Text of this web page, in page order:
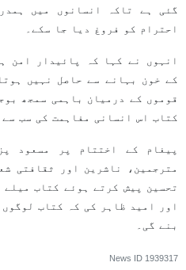
گئی ہے تاکہ انسانوں میں
احترام کو فروغ دیا جا سکے۔
انہوں نے کہا کہ پائیدار امن
کے خون بہانے سے حاصل نہیں
قوموں کے درمیان باہمی سمجھ
کتاب اس انسانی مفاہمت کی سب
پیغام کے اختتام پر مسعود
مترجمین، ناشرین اور ثقافتی
تحسین پیش کرتے ہوئے کتاب
اور امید ظاہر کی کہ کتاب لوگوں
بنے گی۔
News ID 1939317